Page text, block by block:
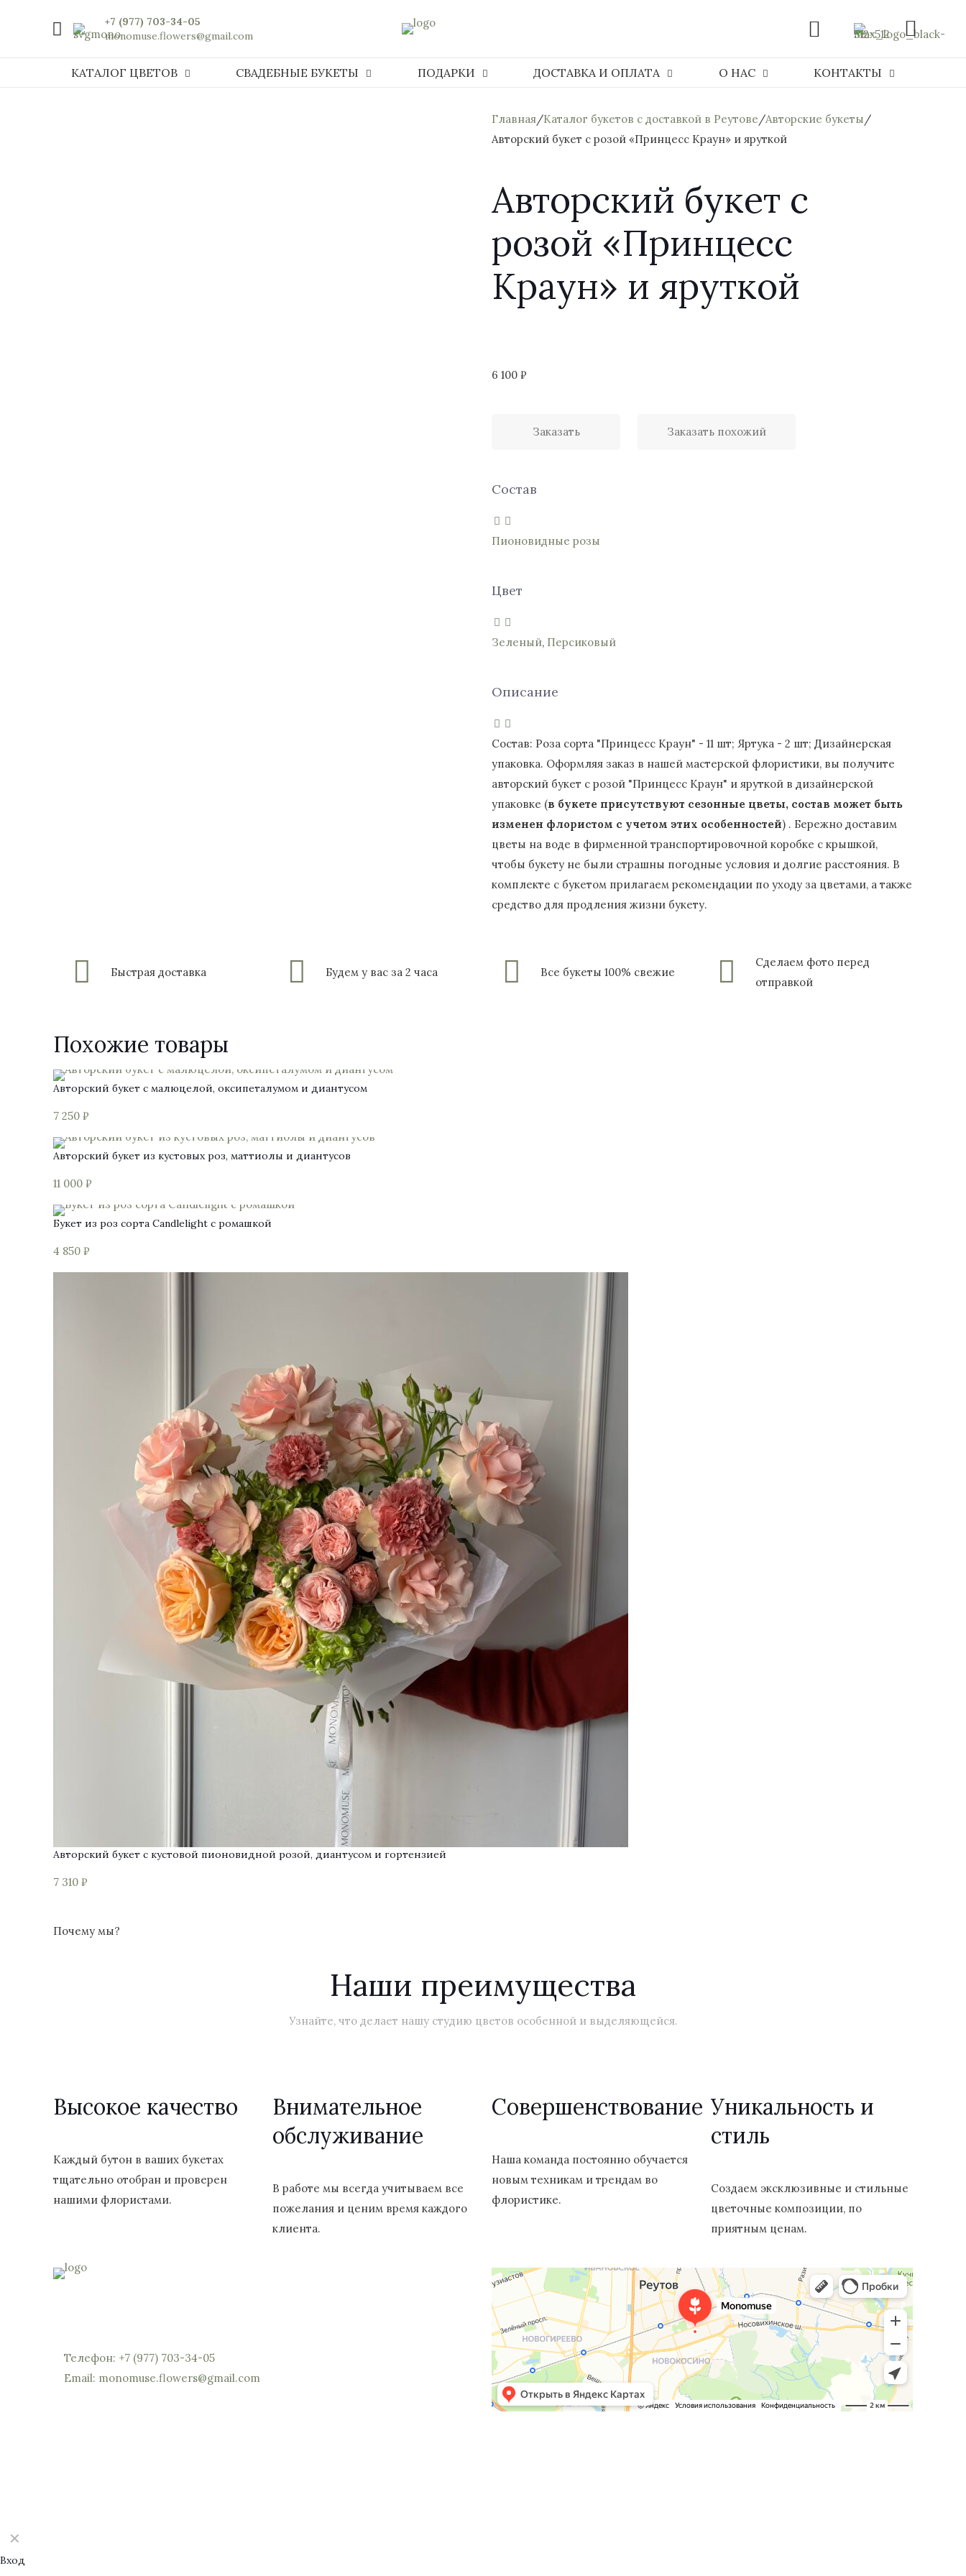
+7 (977) 703-34-05
monomuse.flowers@gmail.com
КАТАЛОГ ЦВЕТОВ СВАДЕБНЫЕ БУКЕТЫ ПОДАРКИ ДОСТАВКА И ОПЛАТА О НАС КОНТАКТЫ
Главная/Каталог букетов с доставкой в Реутове/Авторские букеты/
Авторский букет с розой «Принцесс Краун» и яруткой
Авторский букет с
розой «Принцесс
Краун» и яруткой
6 100 ₽
Заказать Заказать похожий
Состав
Пионовидные розы
Цвет
Зеленый, Персиковый
Описание
Состав: Роза сорта "Принцесс Краун" - 11 шт; Яртука - 2 шт; Дизайнерская
упаковка. Оформляя заказ в нашей мастерской флористики, вы получите
авторский букет с розой "Принцесс Краун" и яруткой в дизайнерской
упаковке (в букете присутствуют сезонные цветы, состав может быть
изменен флористом с учетом этих особенностей) . Бережно доставим
цветы на воде в фирменной транспортировочной коробке с крышкой,
чтобы букету не были страшны погодные условия и долгие расстояния. В
комплекте с букетом прилагаем рекомендации по уходу за цветами, а также
средство для продления жизни букету.
Быстрая доставка Будем у вас за 2 часа Все букеты 100% свежие
Сделаем фото перед
отправкой
Похожие товары
Авторский букет с малюцелой, оксипеталумом и диантусом
7 250 ₽
Авторский букет из кустовых роз, маттиолы и диантусов
11 000 ₽
Букет из роз сорта Candlelight с ромашкой
4 850 ₽
Авторский букет с кустовой пионовидной розой, диантусом и гортензией
7 310 ₽
Почему мы?
Наши преимущества
Узнайте, что делает нашу студию цветов особенной и выделяющейся.
Высокое качество
Каждый бутон в ваших букетах
тщательно отобран и проверен
нашими флористами.
Внимательное
обслуживание
В работе мы всегда учитываем все
пожелания и ценим время каждого
клиента.
Cовершенствование
Наша команда постоянно обучается
новым техникам и трендам во
флористике.
Уникальность и
стиль
Создаем эксклюзивные и стильные
цветочные композиции, по
приятным ценам.
Телефон: +7 (977) 703-34-05
Email: monomuse.flowers@gmail.com
✕
Вход